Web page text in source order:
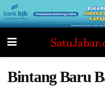
Bintang Baru